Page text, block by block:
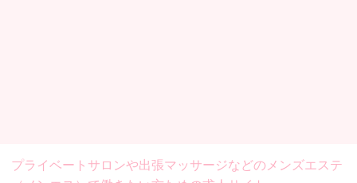
プライベートサロンや出張マッサージなどの メンズエステ